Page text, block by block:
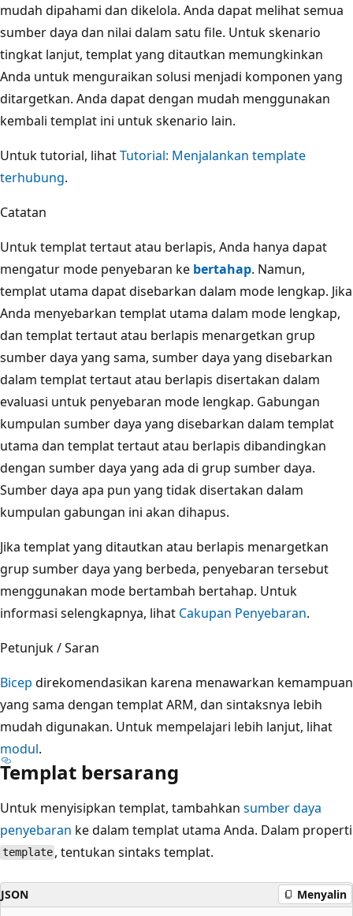
mudah dipahami dan dikelola. Anda dapat melihat semua
sumber daya dan nilai dalam satu file. Untuk skenario
tingkat lanjut, templat yang ditautkan memungkinkan
Anda untuk menguraikan solusi menjadi komponen yang
ditargetkan. Anda dapat dengan mudah menggunakan
kembali templat ini untuk skenario lain.
Untuk tutorial, lihatTutorial: Menjalankan template
terhubung.
Catatan
Untuk templat tertaut atau berlapis, Anda hanya dapat
mengatur mode penyebaran ke bertahap. Namun,
templat utama dapat disebarkan dalam mode lengkap. Jika
Anda menyebarkan templat utama dalam mode lengkap,
dan templat tertaut atau berlapis menargetkan grup
sumber daya yang sama, sumber daya yang disebarkan
dalam templat tertaut atau berlapis disertakan dalam
evaluasi untuk penyebaran mode lengkap. Gabungan
kumpulan sumber daya yang disebarkan dalam templat
utama dan templat tertaut atau berlapis dibandingkan
dengan sumber daya yang ada di grup sumber daya.
Sumber daya apa pun yang tidak disertakan dalam
kumpulan gabungan ini akan dihapus.
Jika templat yang ditautkan atau berlapis menargetkan
grup sumber daya yang berbeda, penyebaran tersebut
menggunakan mode bertambah bertahap. Untuk
informasi selengkapnya, lihat Cakupan Penyebaran.
Petunjuk / Saran
Bicep direkomendasikan karena menawarkan kemampuan
yang sama dengan templat ARM, dan sintaksnya lebih
mudah digunakan. Untuk mempelajari lebih lanjut, lihat
modul.
Templat bersarang
Untuk menyisipkan templat, tambahkan sumber daya
penyebaran ke dalam templat utama Anda. Dalam properti
template , tentukan sintaks templat.
JSON Menyalin